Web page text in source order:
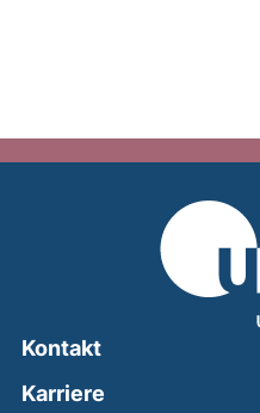
Kontakt
Karriere